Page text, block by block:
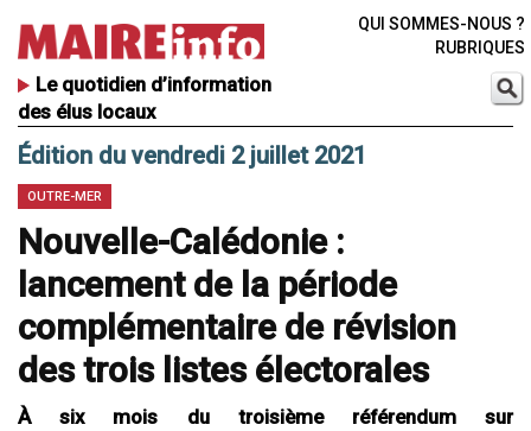
Le quotidien d’information
des élus locaux
QUI SOMMES-NOUS ?
RUBRIQUES
Édition du vendredi 2 juillet 2021
OUTRE-MER
Nouvelle-Calédonie :
lancement de la période
complémentaire de révision
des trois listes électorales
À six mois du troisième référendum sur